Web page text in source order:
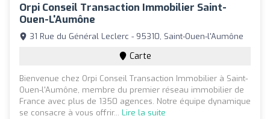
Orpi Conseil Transaction Immobilier Saint-
Ouen-L'Aumône
31 Rue du Général Leclerc - 95310, Saint-Ouen-l'Aumône
Carte
Bienvenue chez Orpi Conseil Transaction Immobilier à Saint-
Ouen-l'Aumône, membre du premier réseau immobilier de
France avec plus de 1350 agences. Notre équipe dynamique
se consacre à vous offrir... Lire la suite